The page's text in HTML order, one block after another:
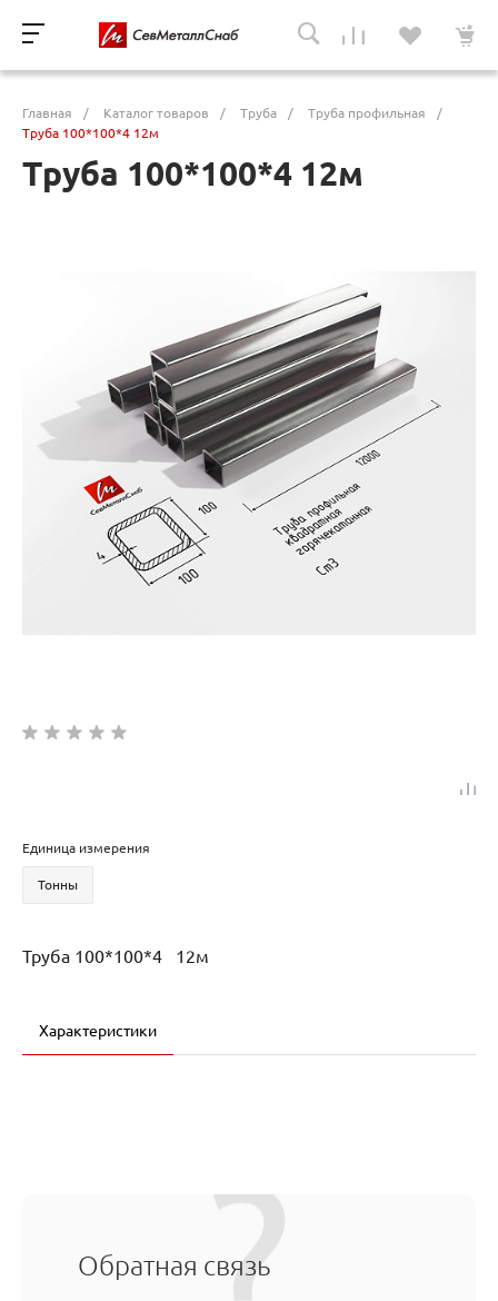
Главная / Каталог товаров / Труба / Труба профильная
/
Труба 100*100*4 12м
Труба 100*100*4 12м
Единица измерения
Тонны
Труба 100*100*4 12м
Характеристики
Обратная связь